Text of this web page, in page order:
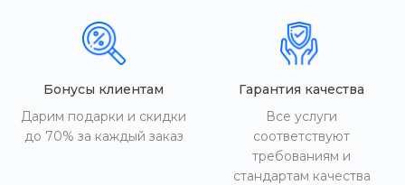
Бонусы клиентам
Дарим подарки и скидки
до 70% за каждый заказ
Гарантия качества
Все услуги
соответствуют
требованиям и
стандартам качества